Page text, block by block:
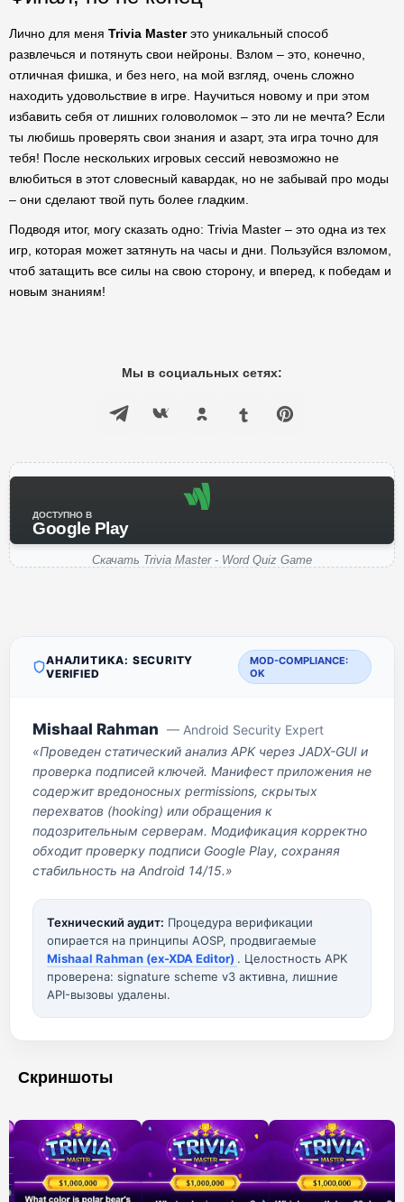
Лично для меня Trivia Masterэто уникальный способ
развлечься и потянуть свои нейроны. Взлом – это, конечно,
отличная фишка, и без него, на мой взгляд, очень сложно
находить удовольствие в игре. Научиться новому и при этом
избавить себя от лишних головоломок – это ли не мечта? Если
ты любишь проверять свои знания и азарт, эта игра точно для
тебя! После нескольких игровых сессий невозможно не
влюбиться в этот словесный кавардак, но не забывай про моды
– они сделают твой путь более гладким.
Подводя итог, могу сказать одно: Trivia Master – это одна из тех
игр, которая может затянуть на часы и дни. Пользуйся взломом,
чтоб затащить все силы на свою сторону, и вперед, к победам и
новым знаниям!
Мы в социальных сетях:
ДОСТУПНО В
Google Play
Скачать Trivia Master - Word Quiz Game
АНАЛИТИКА: SECURITY
VERIFIED
MOD-COMPLIANCE:
OK
Mishaal Rahman — Android Security Expert
«Проведен статический анализ APK через JADX-GUI и
проверка подписей ключей. Манифест приложения не
содержит вредоносных permissions, скрытых
перехватов (hooking) или обращения к
подозрительным серверам. Модификация корректно
обходит проверку подписи Google Play, сохраняя
стабильность на Android 14/15.»
Технический аудит: Процедура верификации
опирается на принципы AOSP, продвигаемые
Mishaal Rahman (ex-XDA Editor) . Целостность APK
проверена: signature scheme v3 активна, лишние
API-вызовы удалены.
Скриншоты